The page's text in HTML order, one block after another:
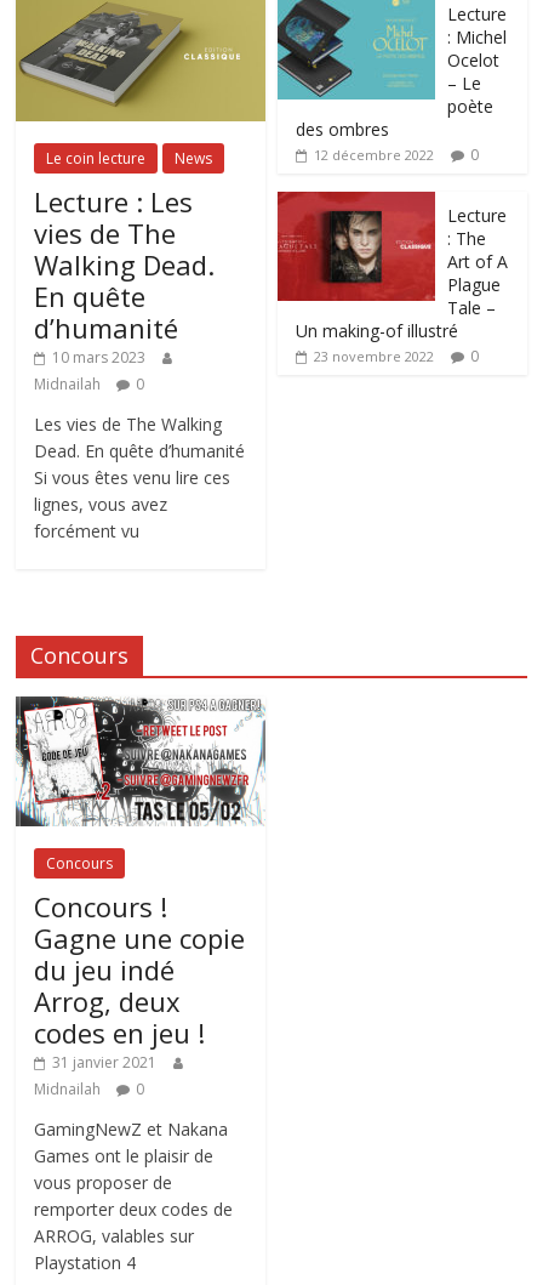
Le coin lecture News
Lecture : Les
vies de The
Walking Dead.
En quête
d’humanité
10 mars 2023
Midnailah
0
Les vies de The Walking
Dead. En quête d’humanité
Si vous êtes venu lire ces
lignes, vous avez
forcément vu
Lecture
: Michel
Ocelot
– Le
poète
des ombres
12 décembre 2022 0
Lecture
: The
Art of A
Plague
Tale –
Un making-of illustré
23 novembre 2022 0
Concours
Concours
Concours !
Gagne une copie
du jeu indé
Arrog, deux
codes en jeu !
31 janvier 2021
Midnailah
0
GamingNewZ et Nakana
Games ont le plaisir de
vous proposer de
remporter deux codes de
ARROG, valables sur
Playstation 4